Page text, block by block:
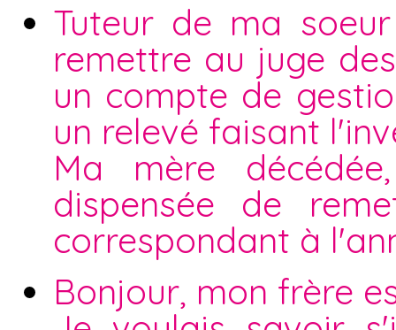
Tuteur de ma
remettre au juge
un compte de
un relevé faisant
Ma mère
dispensée de
correspondant à
Bonjour, mon frère